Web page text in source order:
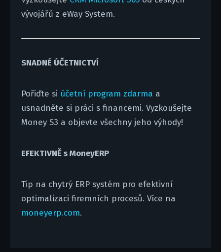
vývojářů z eWay System.
SNADNÉ ÚČETNICTVÍ
Pořiďte si účetní program zdarma a
usnadněte si práci s financemi. Vyzkoušejte
Money S3 a objevte všechny jeho výhody!
EFEKTIVNĚ s MoneyERP
Tip na chytrý ERP systém pro efektivní
optimalizaci firemních procesů. Více na
moneyerp.com.